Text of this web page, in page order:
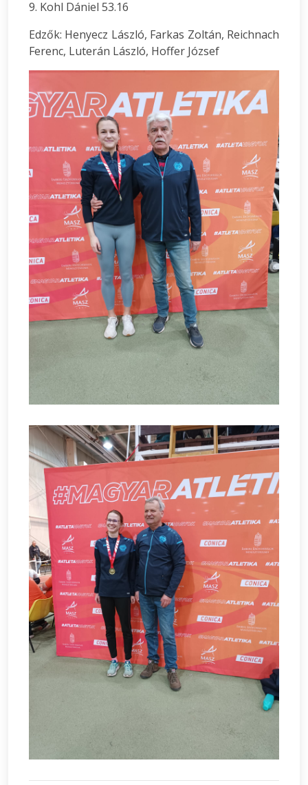
9. Kohl Dániel 53.16
Edzők: Henyecz László, Farkas Zoltán, Reichnach
Ferenc, Luterán László, Hoffer József